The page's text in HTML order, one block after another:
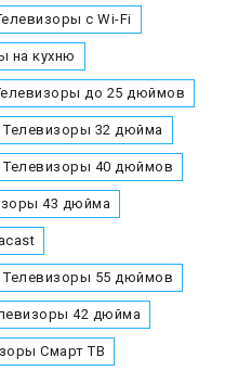
с Wi-Fi
на кухню
до 25 дюймов
Телевизоры 32 дюйма
Телевизоры 40 дюймов
43 дюйма
Телевизоры 55 дюймов
42 дюйма
Смарт ТВ